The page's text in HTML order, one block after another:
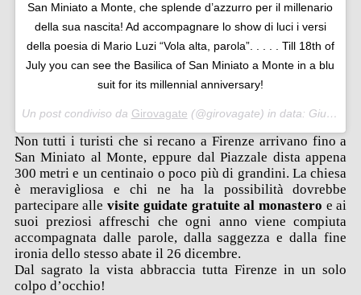
San Miniato a Monte, che splende d’azzurro per il millenario
della sua nascita! Ad accompagnare lo show di luci i versi
della poesia di Mario Luzi “Vola alta, parola”. . . . . Till 18th of
July you can see the Basilica of San Miniato a Monte in a blu
suit for its millennial anniversary!
Un post condiviso da Girovagate (@girovagate) in data: Giu 29, 2018 at 12:25 PDT
Non tutti i turisti che si recano a Firenze arrivano fino a
San Miniato al Monte, eppure dal Piazzale dista appena
300 metri e un centinaio o poco più di grandini. La chiesa
è meravigliosa e chi ne ha la possibilità dovrebbe
partecipare allevisite guidate gratuite al monastero e ai
suoi preziosi affreschi che ogni anno viene compiuta
accompagnata dalle parole, dalla saggezza e dalla fine
ironia dello stesso abate il 26 dicembre.
Dal sagrato la vista abbraccia tutta Firenze in un solo
colpo d’occhio!